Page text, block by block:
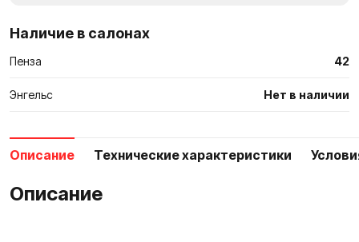
Наличие в салонах
Пенза 42
Энгельс Нет в наличии
Описание Технические характеристики
Описание